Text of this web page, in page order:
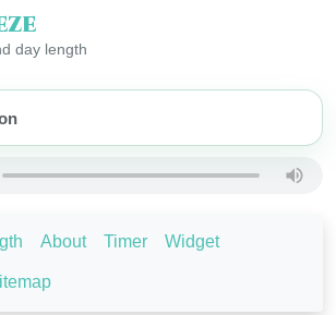
day length
About Timer Widget